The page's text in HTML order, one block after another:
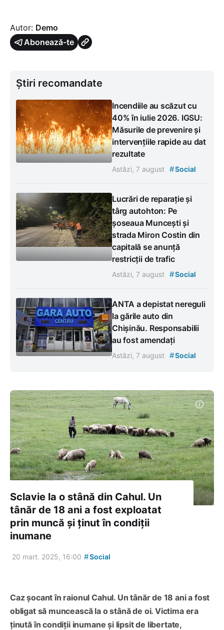
Autor: Demo
Abonează-te
Știri recomandate
Incendiile au scăzut cu
40% în iulie 2026. IGSU:
Măsurile de prevenire și
intervențiile rapide au dat
rezultate
Astăzi, 7 august #Social
Lucrări de reparație și
târg autohton: Pe
șoseaua Muncești și
strada Miron Costin din
capitală se anunță
restricții de trafic
Astăzi, 7 august #Social
ANTA a depistat nereguli
la gările auto din
Chișinău. Responsabilii
au fost amendați
Astăzi, 7 august #Social
Sclavie la o stână din Cahul. Un
tânăr de 18 ani a fost exploatat
prin muncă și ținut în condiții
inumane
20 mart. 2025, 16:00 #Social
Caz șocant în raionul Cahul. Un tânăr de 18 ani a fost
obligat să muncească la o stână de oi. Victima era
ținută în condiții inumane și lipsit de libertate,